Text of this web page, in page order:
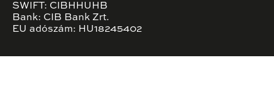
SWIFT: CIBHHUHB
Bank: CIB Bank Zrt.
EU adószám: HU18245402